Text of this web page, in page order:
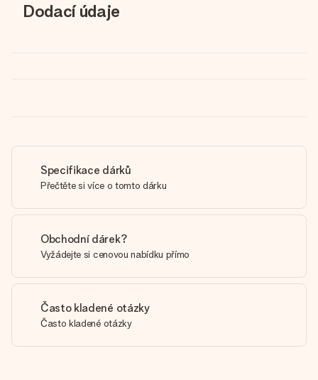
Dodací údaje
Specifikace dárků
Přečtěte si více o tomto dárku
Obchodní dárek?
Vyžádejte si cenovou nabídku přímo
Často kladené otázky
Často kladené otázky